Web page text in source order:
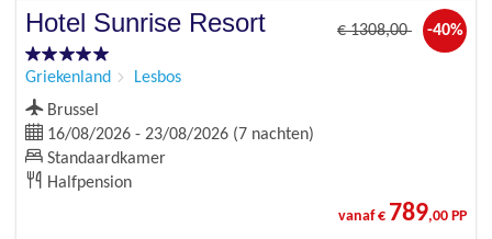
Hotel Sunrise Resort
Griekenland Lesbos
€1308,00 -40%
Brussel
16/08/2026 - 23/08/2026 (7 nachten)
Standaardkamer
Halfpension
vanaf € 789,00 PP